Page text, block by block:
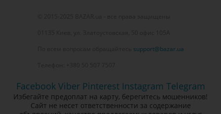
support@bazar.ua
Facebook Viber Pinterest Instagram Telegram
Избегайте предоплат на карту, берегитесь мошенников!
Сайт не несет ответственности за содержание